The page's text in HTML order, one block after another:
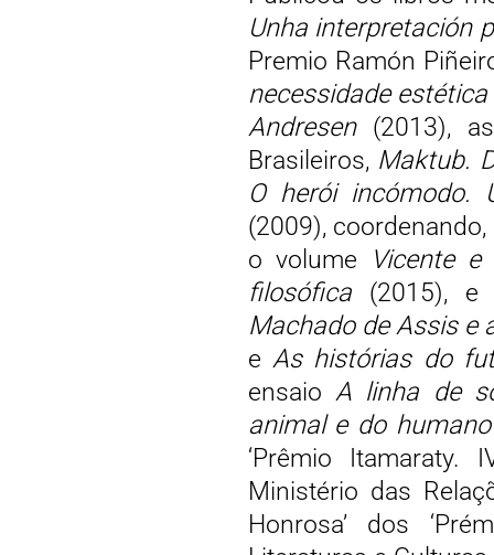
Unha interpretación
Premio Ramón
necessidade
Andresen(2013),
Brasileiros, Maktub.
O herói incómodo.
(2009),
o volume
Vicente
filosófica(2015), e
Machado de Assis e
e As histórias do
ensaio A linha de
animal e do
‘Prêmio Itamaraty.
Ministério das
Honrosa’ dos